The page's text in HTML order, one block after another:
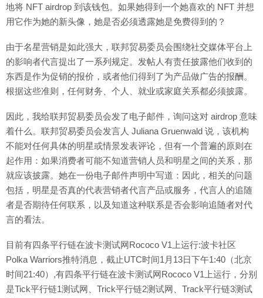
地将 NFT airdrop 到该钱包。如果她得到一个她喜欢的 NFT 并想
用它作为她的新头像，她是否必须透露她是免费得到的？
由于名星营销是如此强大，联邦贸易委员会围绕社交媒体平台上
的影响者代言提出了一系列规定。发帖人有责任披露他们收到的
东西是作为促销的报价，或者他们得到了为产品做广告的报酬。
根据这些准则，任何财务、个人、就业或家庭关系都必须披露。
因此，我给联邦贸易委员会发了电子邮件，询问这对 airdrop 意味
着什么。联邦贸易委员会发言人 Juliana Gruenwald 说，该机构
不能对任何具体的明星或情景发表评论，但有一个普遍的原则在
起作用：如果消费者可能不知道营销人员和明星之间的关系，那
就应该披露。她在一份电子邮件声明中写道：因此，相关的问题
包括，明星是否真的代表营销者代言产品或服务，代言人的追随
者是否期待任何联系，以及知道这种联系是否会影响追随者对代
言的看法。
目前有四条平行链在波卡测试网Rococo V1上运行:波卡社区
Polka Warriors推特消息，截止UTC时间1月13日下午1:40（北京
时间21:40）,有四条平行链在波卡测试网Rococo V1上运行，分别
是Tick平行链1测试网、Trick平行链2测试网、Track平行链3测试